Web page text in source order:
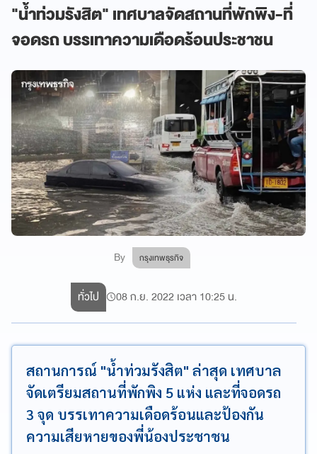
"น้ำท่วมรังสิต" เทศบาลจัดสถานที่พักพิง-ที่
จอดรถ บรรเทาความเดือดร้อนประชาชน
By กรุงเทพธุรกิจ
ทั่วไป 08 ก.ย. 2022 เวลา 10:25 น.
สถานการณ์ "น้ำท่วมรังสิต" ล่าสุด เทศบาล
จัดเตรียมสถานที่พักพิง 5 แห่ง และที่จอดรถ
3 จุด บรรเทาความเดือดร้อนและป้องกัน
ความเสียหายของพี่น้องประชาชน